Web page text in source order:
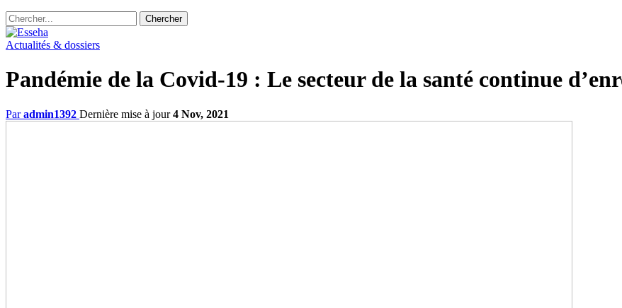
Actualités & dossiers
Pandémie de la Covid-19 : Le secteur de la santé continue
Paradmin1392 Dernière mise à jour4 Nov, 2021